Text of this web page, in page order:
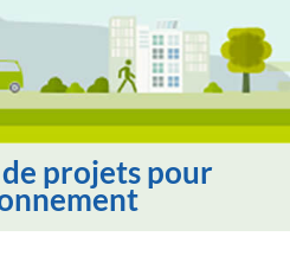
projets pour